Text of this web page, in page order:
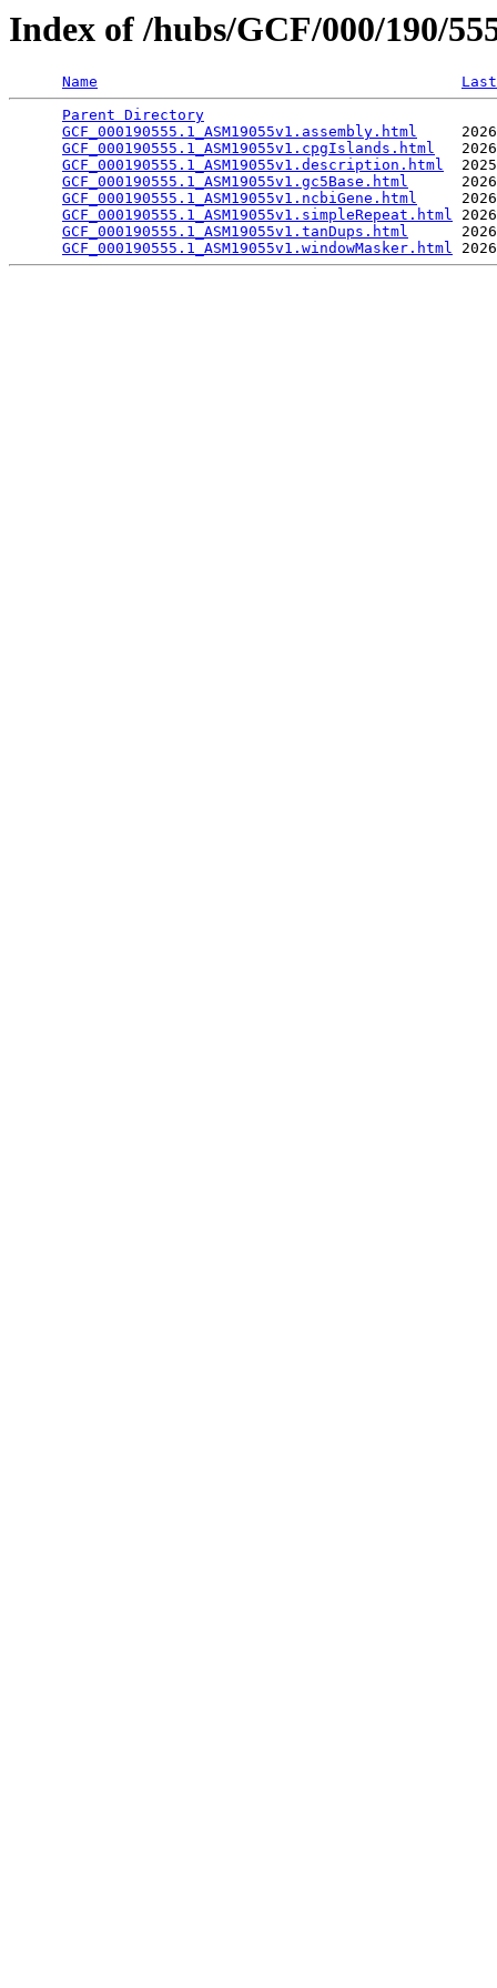
Index of /hubs/GCF/000/190/
Name
Parent Directory
GCF_000190555.1_ASM19055v1.assembly.html
GCF_000190555.1_ASM19055v1.cpgIslands.html
GCF_000190555.1_ASM19055v1.description.html
GCF_000190555.1_ASM19055v1.gc5Base.html
GCF_000190555.1_ASM19055v1.ncbiGene.html
GCF_000190555.1_ASM19055v1.simpleRepeat.html
GCF_000190555.1_ASM19055v1.tanDups.html
GCF_000190555.1_ASM19055v1.windowMasker.html